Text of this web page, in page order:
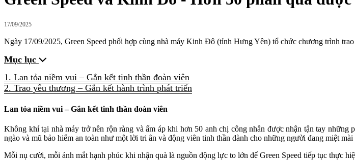
17/09/2025
Ngày 17/09/2025, Green Speed phối hợp cùng nhà máy Kinh Đô (tỉnh Hưng Yên) tổ chức chương trình
Mục lục
1. Lan tỏa niềm vui – Gắn kết tinh thần đoàn viên
2. Trao yêu thương – Gắn kết hành trình phát triển
Lan tỏa niềm vui – Gắn kết tinh thần đoàn viên
Không khí tại nhà máy trở nên rộn ràng và ấm áp khi hơn 50 anh chị công nhân được nhận tận tay
ngào và mũ bảo hiểm an toàn như một lời tri ân và động viên tinh thần dành cho những người đang miệt
Mỗi nụ cười, mỗi ánh mắt hạnh phúc khi nhận quà là nguồn động lực to lớn để Green Speed tiếp tục thực